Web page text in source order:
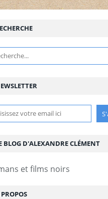
MEINHOF
BLOG D'ALEXANDRE CLÉMENT
et films noirs